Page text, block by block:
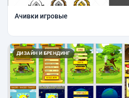
Ачивки игровые
ДИЗАЙН И БРЕНДИНГ